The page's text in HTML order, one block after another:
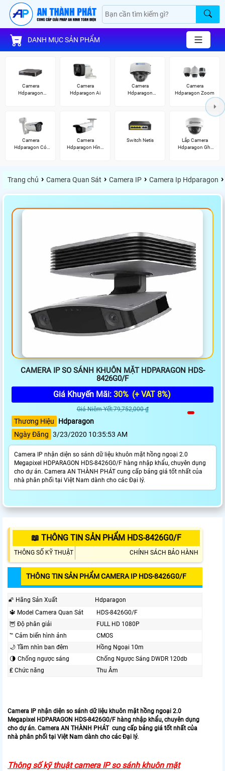
DANH MỤC SẢN PHẨM
Camera
Hdparagon
Camera
Hdparagon Ai
Camera
Hdparagon
Camera
Hdparagon Zoom
Camera
Hdparagon Có
Camera
Hdparagon Hình
Switch Netis
Lắp Camera
Hdparagon Ghi
Trang chủ › Camera Quan Sát › Camera IP › Camera Ip Hdparagon ›
CAMERA IP SO SÁNH KHUÔN MẶT HDPARAGON HDS-
8426G0/F
Giá Khuyến Mãi: 30% (+ VAT 8%)
Giá Niêm Yết:79,752,000 ₫
Thương Hiệu
Hdparagon
Ngày Đăng 3/23/2020 10:35:53 AM
Camera IP nhận diện so sánh dữ liệu khuôn mặt hồng ngoại 2.0
Megapixel HDPARAGON HDS-8426G0/F hàng nhập khẩu, chuyên dụng
cho dự án. Camera AN THÀNH PHÁT cung cấp bảng giá tốt nhất của
nhà phân phối tại Việt Nam dành cho các Đại lý.
📖 THÔNG TIN SẢN PHẨM HDS-8426G0/F
THÔNG SỐ KỸ THUẬT CHÍNH SÁCH BẢO HÀNH
THÔNG TIN SẢN PHẨM CAMERA IP HDS-8426G0/F
🌠 Hãng Sản Xuất
Hdparagon
🔱 Model Camera Quan Sát
HDS-8426G0/F
🦉 Độ phân giải
FULL HD 1080P
™️ Cảm biến hình ảnh
CMOS
🌙 Tầm nhìn ban đêm
Hồng Ngoại 10m
🌗 Chống ngược sáng
Chống Ngược Sáng DWDR 120db
₤ Chức năng
Thu Âm
Camera IP nhận diện so sánh dữ liệu khuôn mặt hồng ngoại 2.0
Megapixel HDPARAGON HDS-8426G0/F hàng nhập khẩu, chuyên dụng
cho dự án. Camera AN THÀNH PHÁT cung cấp bảng giá tốt nhất của
nhà phân phối tại Việt Nam dành cho các Đại lý.
Thông số kỹ thuật camera IP so sánh khuôn mặt